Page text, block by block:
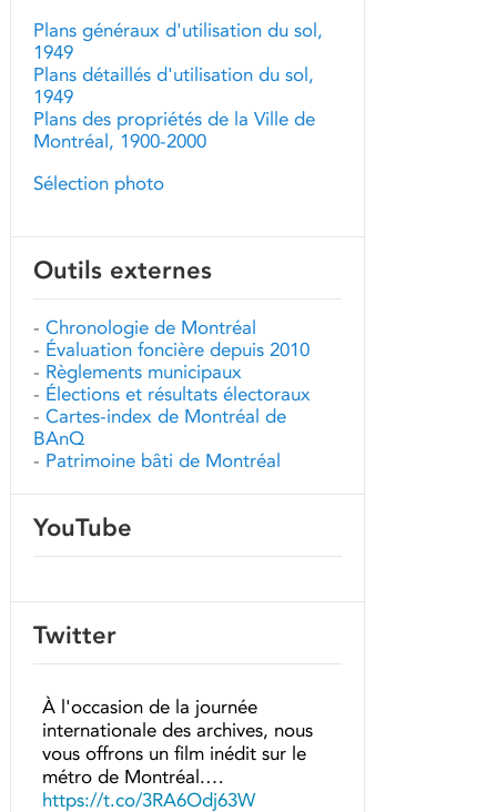
Plans généraux d'utilisation du sol,
1949
Plans détaillés d'utilisation du sol,
1949
Plans des propriétés de la Ville de
Montréal, 1900-2000
Sélection photo
Outils externes
- Chronologie de Montréal
- Évaluation foncière depuis 2010
- Règlements municipaux
- Élections et résultats électoraux
- Cartes-index de Montréal de
BAnQ
- Patrimoine bâti de Montréal
YouTube
Twitter
À l'occasion de la journée
internationale des archives, nous
vous offrons un film inédit sur le
métro de Montréal.…
https://t.co/3RA6Odj63W